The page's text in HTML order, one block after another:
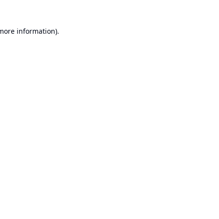
information).